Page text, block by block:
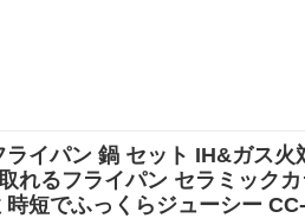
イパン 鍋 セット IH&ガス火
れるフライパン セラミック
時短でふっくらジューシー